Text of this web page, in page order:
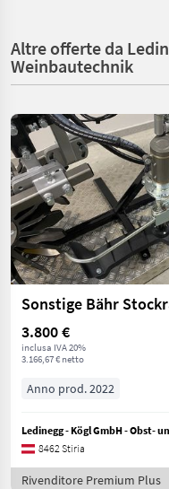
Altre offerte da
Weinbautechnik
Sonstige Bähr
3.800 €
inclusa IVA 20%
3.166,67 € netto
Anno prod. 2022
8462 Stiria
Rivenditore Premium Plus